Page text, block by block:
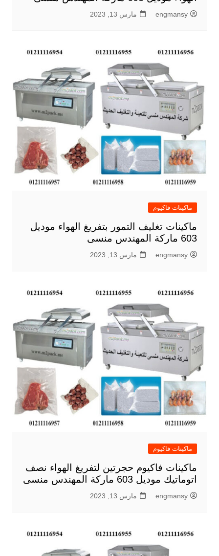
engmansy مارس 13, 2023
ماكينات فاكيوم
ماكينات تغليف التمور بتفريغ الهواء موديل
603 ماركة المهندس منسى
engmansy مارس 13, 2023
ماكينات فاكيوم
ماكينات فاكيوم حجرتين لتفريغ الهواء نصف
اتوماتيك موديل 603 ماركة المهندس منسى
engmansy مارس 13, 2023